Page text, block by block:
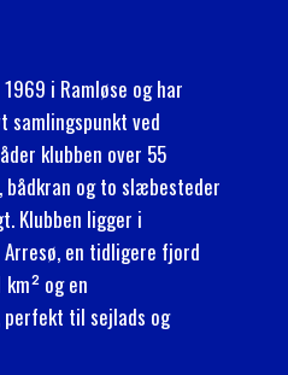
i Ramløse og har
ved
klubben over 55
bådkran og to slæbesteder
Klubben ligger i
en tidligere fjord
og en
perfekt til sejlads og